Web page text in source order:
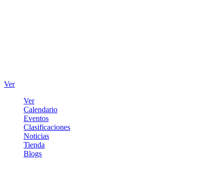
Ver
Ver
Calendario
Eventos
Clasificaciones
Noticias
Tienda
Blogs